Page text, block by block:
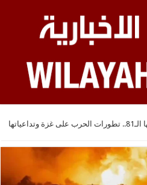
في يومها الـ81.. تطورات الحرب على غزة وتداعياتها